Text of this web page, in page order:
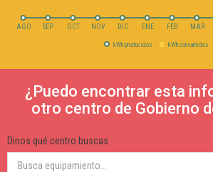
AGO SEP OCT NOV DIC ENE FEB MAR
kWh producidos kWh consumidos
¿Puedo encontrar esta
otro centro de Gobierno
Dinos qué centro buscas